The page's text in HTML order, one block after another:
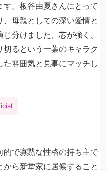
。板谷由夏さんにとって
母親としての深い愛情と
分けました。芯が強く、
るという一葉のキャラク
た雰囲気と見事にマッチし
的で寡黙な性格の持ち主で
ら新堂家に居候すること